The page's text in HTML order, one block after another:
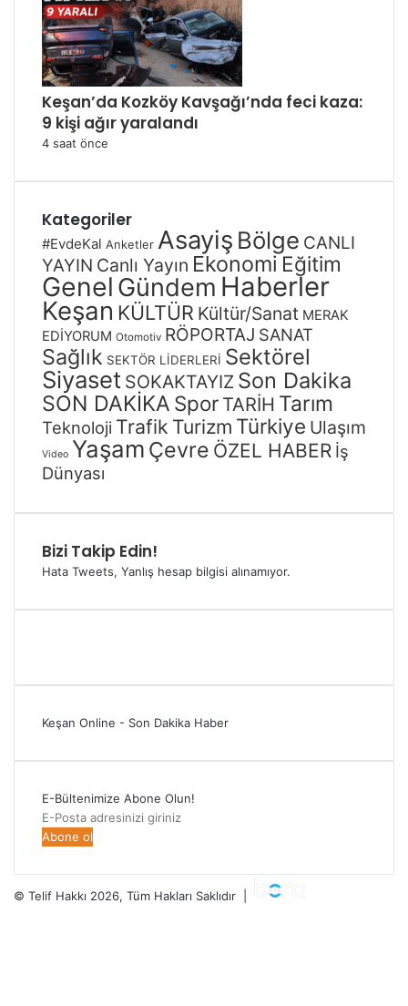
Keşan’da Kozköy Kavşağı’nda feci kaza:
9 kişi ağır yaralandı
4 saat önce
Kategoriler
#EvdeKal Anketler Asayiş Bölge CANLI
YAYIN Canlı Yayın Ekonomi Eğitim
Genel Gündem Haberler
Keşan KÜLTÜR Kültür/Sanat MERAK
EDİYORUM Otomotiv RÖPORTAJ SANAT
Sağlık SEKTÖR LİDERLERİ Sektörel
Siyaset SOKAKTAYIZ Son Dakika
SON DAKİKA Spor TARİH Tarım
Teknoloji Trafik Turizm Türkiye Ulaşım
Video Yaşam Çevre ÖZEL HABER İş
Dünyası
Bizi Takip Edin!
Hata Tweets, Yanlış hesap bilgisi alınamıyor.
Keşan Online - Son Dakika Haber
E-Bültenimize Abone Olun!
E-
Posta
giriniz
© Telif Hakkı 2026, Tüm Hakları Saklıdır |